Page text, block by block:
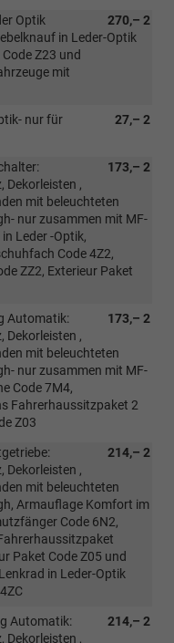
270,– 2
Optik
in Leder-Optik
Z23 und
mit
27,– 2
nur für
173,– 2
Dekorleisten ,
mit beleuchteten
nur zusammen mit MF-
Leder -Optik,
Code 4Z2,
ZZ2, Exterieur Paket
173,– 2
Automatik:
Dekorleisten ,
mit beleuchteten
nur zusammen mit MF-
Code 7M4,
Fahrerhaussitzpaket 2
Z03
214,– 2
Dekorleisten ,
mit beleuchteten
Armauflage Komfort im
Code 6N2,
Paket Code Z05 und
in Leder-Optik
214,– 2
Automatik:
Dekorleisten ,